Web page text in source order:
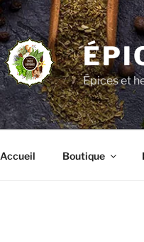
Épices et
Accueil Boutique